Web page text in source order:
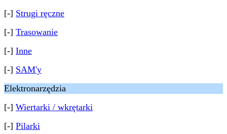
[-] Strugi ręczne
[-] Trasowanie
[-] Inne
[-] SAM'y
Elektronarzędzia
[-] Wiertarki / wkrętarki
[-] Pilarki